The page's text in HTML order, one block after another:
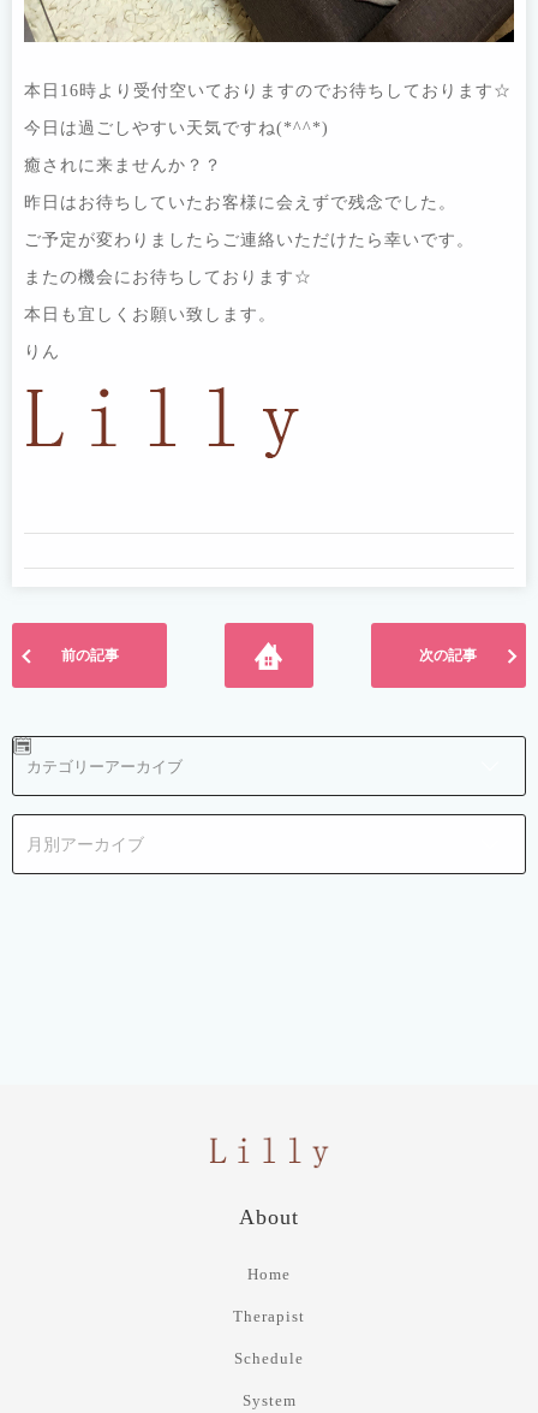
本日16時より受付空いておりますのでお待ちしております☆
今日は過ごしやすい天気ですね(*^^*)
癒されに来ませんか？？
昨日はお待ちしていたお客様に会えずで残念でした。
ご予定が変わりましたらご連絡いただけたら幸いです。
またの機会にお待ちしております☆
本日も宜しくお願い致します。
りん
前の記事 次の記事
About
Home
Therapist
Schedule
System